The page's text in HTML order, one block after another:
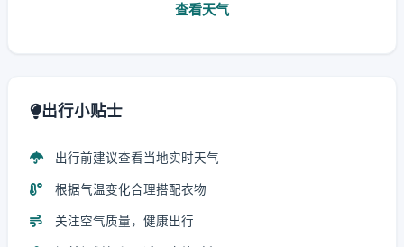
查看天气
出行小贴士
出行前建议查看当地实时天气
根据气温变化合理搭配衣物
关注空气质量，健康出行